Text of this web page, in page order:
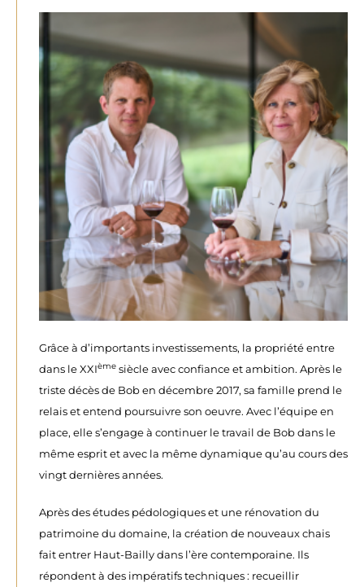
Grâce à d’importants investissements, la propriété entre
dans le XXIème siècle avec confiance et ambition. Après le
triste décès de Bob en décembre 2017, sa famille prend le
relais et entend poursuivre son oeuvre. Avec l’équipe en
place, elle s’engage à continuer le travail de Bob dans le
même esprit et avec la même dynamique qu’au cours des
vingt dernières années.
Après des études pédologiques et une rénovation du
patrimoine du domaine, la création de nouveaux chais
fait entrer Haut-Bailly dans l’ère contemporaine. Ils
répondent à des impératifs techniques : recueillir